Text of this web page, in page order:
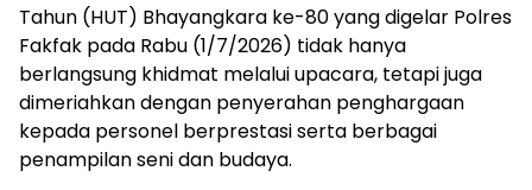
Tahun (HUT) Bhayangkara ke-80 yang digelar Polres
Fakfak pada Rabu (1/7/2026) tidak hanya
berlangsung khidmat melalui upacara, tetapi juga
dimeriahkan dengan penyerahan penghargaan
kepada personel berprestasi serta berbagai
penampilan seni dan budaya.